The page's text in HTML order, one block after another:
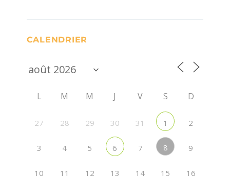
CALENDRIER
L M M J V S D
27 28 29 30 31 1 2
3 4 5 6 7 8 9
10 11 12 13 14 15 16